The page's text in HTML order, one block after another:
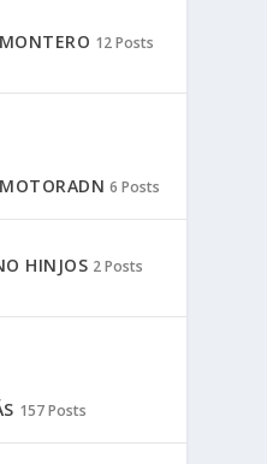
12 Posts
6 Posts
HINJOS 2 Posts
157 Posts